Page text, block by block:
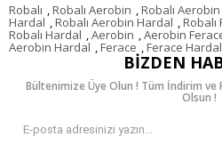
Robalı
Robalı Aerobin Robalı
Hardal Robalı Aerobin Hardal Robalı
Robalı Hardal Aerobin Aerobin
Aerobin Hardal Ferace Ferace Hardal
BIZDEN
Bültenimize Üye Olun ! Tüm İndirim ve
Olsun !